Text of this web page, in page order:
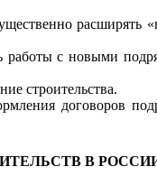
расширять
работы с новыми
строительства.
договоров
В